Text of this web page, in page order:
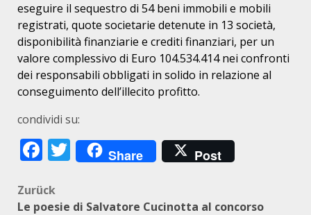
eseguire il sequestro di 54 beni immobili e mobili
registrati, quote societarie detenute in 13 società,
disponibilità finanziarie e crediti finanziari, per un
valore complessivo di Euro 104.534.414 nei confronti
dei responsabili obbligati in solido in relazione al
conseguimento dell’illecito profitto.
condividi su:
Facebook
Twitter
Share Post
Beitragsnavigation
Zurück
Le poesie di Salvatore Cucinotta al concorso